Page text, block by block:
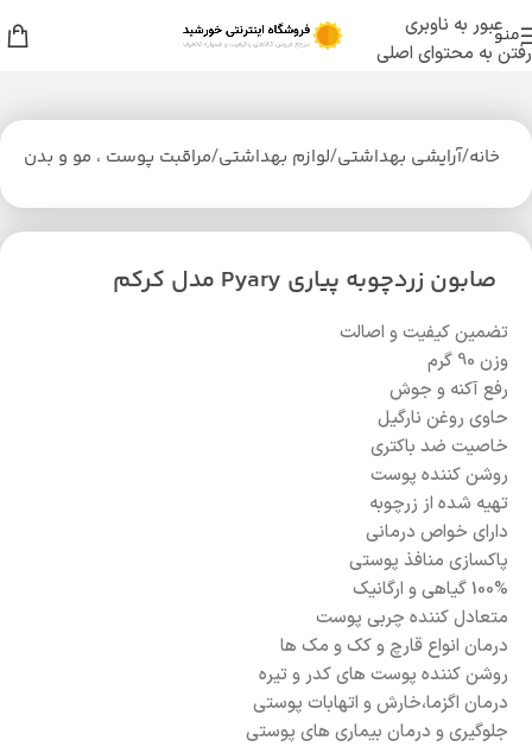
عبور به ناوبری
رفتن به محتوای اصلی
منو
خانه/آرایشی بهداشتی/لوازم بهداشتی/مراقبت پوست ، مو و بدن
صابون زردچوبه پیاری Pyary مدل کرکم
تضمین کیفیت و اصالت
وزن 90 گرم
رفع آکنه و جوش
حاوی روغن نارگیل
خاصیت ضد باکتری
روشن کننده پوست
تهیه شده از زرچوبه
دارای خواص درمانی
پاکسازی منافذ پوستی
100% گیاهی و ارگانیک
متعادل کننده چربی پوست
درمان انواع قارچ و کک و مک ها
روشن کننده پوست های کدر و تیره
درمان اگزما،خارش و اتهابات پوستی
جلوگیری و درمان بیماری های پوستی